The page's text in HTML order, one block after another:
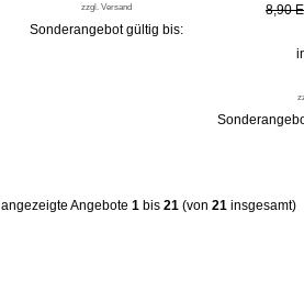
zzgl. Versand
Sonderangebot gültig bis:
8,90
angezeigte Angebote 1 bis 21 (von 21 insgesamt)